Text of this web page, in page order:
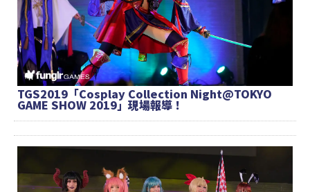
TGS2019「Cosplay Collection Night@TOKYO
GAME SHOW 2019」現場報導！